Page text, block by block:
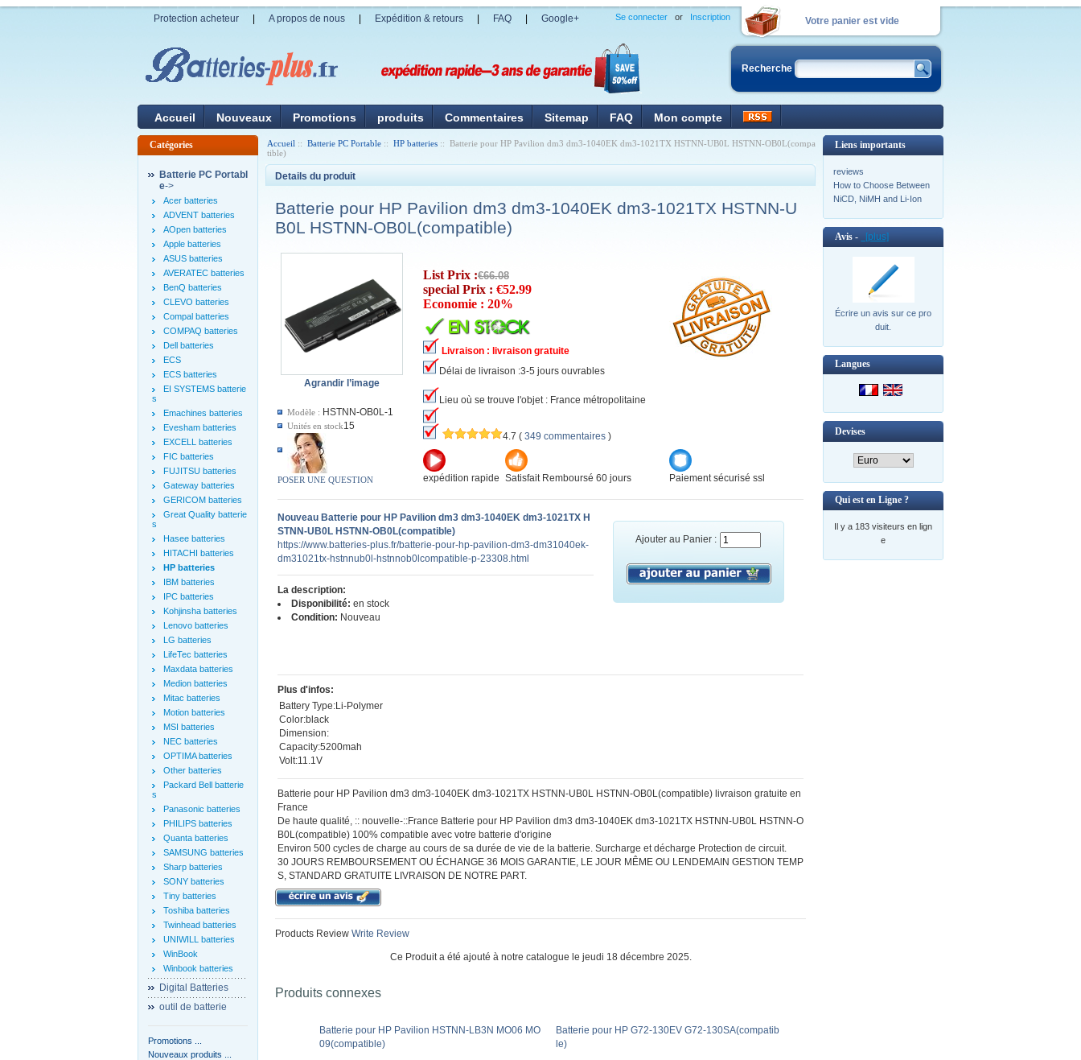
Protection acheteur A propos de nous Expédition & retours FAQ Google+ Votre panier est vide
Se connecter or Inscription
Recherche
Accueil Nouveaux Promotions produits Commentaires Sitemap FAQ Mon compte
Catégories
Batterie PC Portabl
e->
Acer batteries
ADVENT batteries
AOpen batteries
Apple batteries
ASUS batteries
AVERATEC batteries
BenQ batteries
CLEVO batteries
Compal batteries
COMPAQ batteries
Dell batteries
ECS
ECS batteries
EI SYSTEMS batterie
s
Emachines batteries
Evesham batteries
EXCELL batteries
FIC batteries
FUJITSU batteries
Gateway batteries
GERICOM batteries
Great Quality batterie
s
Hasee batteries
HITACHI batteries
HP batteries
IBM batteries
IPC batteries
Kohjinsha batteries
Lenovo batteries
LG batteries
LifeTec batteries
Maxdata batteries
Medion batteries
Mitac batteries
Motion batteries
MSI batteries
NEC batteries
OPTIMA batteries
Other batteries
Packard Bell batterie
s
Panasonic batteries
PHILIPS batteries
Quanta batteries
SAMSUNG batteries
Sharp batteries
SONY batteries
Tiny batteries
Toshiba batteries
Twinhead batteries
UNIWILL batteries
WinBook
Winbook batteries
Digital Batteries
outil de batterie
Promotions ...
Nouveaux produits ...
Accueil :: Batterie PC Portable :: HP batteries :: Batterie pour HP Pavilion dm3 dm3-1040EK dm3-1021TX HSTNN-UB0L HSTNN-OB0L(compa
tible)
Details du produit
Batterie pour HP Pavilion dm3 dm3-1040EK dm3-1021TX HSTNN-U
B0L HSTNN-OB0L(compatible)
Agrandir l’image
Modèle : HSTNN-OB0L-1
Unités en stock15
POSER UNE QUESTION
List Prix :€66.08
special Prix : €52.99
Economie : 20%
Livraison : livraison gratuite
Délai de livraison :3-5 jours ouvrables
Lieu où se trouve l'objet : France métropolitaine
4.7 ( 349 commentaires )
expédition rapide Satisfait Remboursé 60 jours Paiement sécurisé ssl
Ajouter au Panier :
Nouveau Batterie pour HP Pavilion dm3 dm3-1040EK dm3-1021TX H
STNN-UB0L HSTNN-OB0L(compatible)
https://www.batteries-plus.fr/batterie-pour-hp-pavilion-dm3-dm31040ek-
dm31021tx-hstnnub0l-hstnnob0lcompatible-p-23308.html
La description:
Disponibilité: en stock
Condition: Nouveau
Plus d'infos:
Battery Type:Li-Polymer
Color:black
Dimension:
Capacity:5200mah
Volt:11.1V
Batterie pour HP Pavilion dm3 dm3-1040EK dm3-1021TX HSTNN-UB0L HSTNN-OB0L(compatible) livraison gratuite en
France
De haute qualité, :: nouvelle-::France Batterie pour HP Pavilion dm3 dm3-1040EK dm3-1021TX HSTNN-UB0L HSTNN-O
B0L(compatible) 100% compatible avec votre batterie d'origine
Environ 500 cycles de charge au cours de sa durée de vie de la batterie. Surcharge et décharge Protection de circuit.
30 JOURS REMBOURSEMENT OU ÉCHANGE 36 MOIS GARANTIE, LE JOUR MÊME OU LENDEMAIN GESTION TEMP
S, STANDARD GRATUITE LIVRAISON DE NOTRE PART.
Products Review Write Review
Ce Produit a été ajouté à notre catalogue le jeudi 18 décembre 2025.
Produits connexes
Batterie pour HP Pavilion HSTNN-LB3N MO06 MO
09(compatible)
Batterie pour HP G72-130EV G72-130SA(compatib
le)
Liens importants
reviews
How to Choose Between
NiCD, NiMH and Li-Ion
Avis - [plus]
Écrire un avis sur ce pro
duit.
Langues
Devises
Qui est en Ligne ?
Il y a 183 visiteurs en lign
e